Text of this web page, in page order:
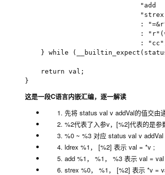
"add
"strex
:
:
:
} while
    return val;
这是一段C语言内嵌汇编，逐一解读
先将 status val v addVal的值交由
%2代表了入参v，[%2]代表的是
%0 ~ %3 对应 status val v addVal
ldrex %1， [%2] 表示 val = *v ;
add %1， %1， %3 表示 val =
strex %0， %1， [%2] 表示 *v =